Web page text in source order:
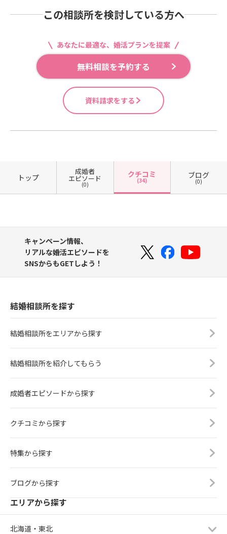
この相談所を検討している方へ
あなたに最適な、婚活プランを提案
無料相談を予約する
資料請求をする
トップ
成婚者
エピソード
(0)
クチコミ
(34)
ブログ
(0)
キャンペーン情報、
リアルな婚活エピソードを
SNSからもGETしよう！
結婚相談所を探す
結婚相談所をエリアから探す
結婚相談所を紹介してもらう
成婚者エピソードから探す
クチコミから探す
特集から探す
ブログから探す
エリアから探す
北海道・東北